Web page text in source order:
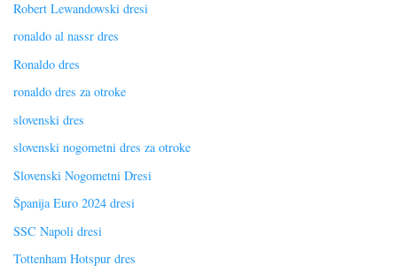
Robert Lewandowski dresi
ronaldo al nassr dres
Ronaldo dres
ronaldo dres za otroke
slovenski dres
slovenski nogometni dres za otroke
Slovenski Nogometni Dresi
Španija Euro 2024 dresi
SSC Napoli dresi
Tottenham Hotspur dres